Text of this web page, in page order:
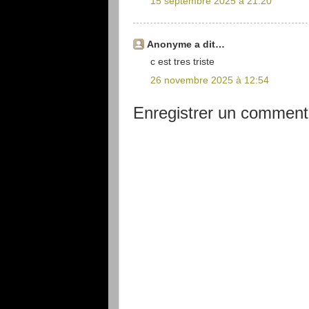
Anonyme a dit…
c est tres triste
26 novembre 2025 à 12:54
Enregistrer un